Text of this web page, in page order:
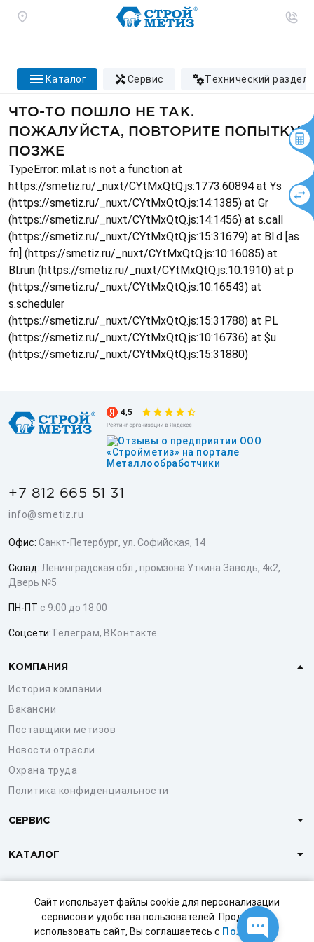
Сайт использует файлы cookie для персонализации
сервисов и удобства пользователей. Продолжая
использовать сайт, Вы соглашаетесь с Политикой
каталог сервис технический раздел
ЧТО-ТО ПОШЛО НЕ ТАК.
ПОЖАЛУЙСТА, ПОВТОРИТЕ ПОПЫТКУ
ПОЗЖЕ
TypeError: ml.at is not a function at
https://smetiz.ru/_nuxt/CYtMxQtQ.js:1773:60894 at Ys
(https://smetiz.ru/_nuxt/CYtMxQtQ.js:14:1385) at Gr
(https://smetiz.ru/_nuxt/CYtMxQtQ.js:14:1456) at s.call
(https://smetiz.ru/_nuxt/CYtMxQtQ.js:15:31679) at Bl.d [as
fn] (https://smetiz.ru/_nuxt/CYtMxQtQ.js:10:16085) at
Bl.run (https://smetiz.ru/_nuxt/CYtMxQtQ.js:10:1910) at p
(https://smetiz.ru/_nuxt/CYtMxQtQ.js:10:16543) at
s.scheduler
(https://smetiz.ru/_nuxt/CYtMxQtQ.js:15:31788) at PL
(https://smetiz.ru/_nuxt/CYtMxQtQ.js:10:16736) at $u
(https://smetiz.ru/_nuxt/CYtMxQtQ.js:15:31880)
+7 812 665 51 31
info@smetiz.ru
Офис: Санкт-Петербург, ул. Софийская, 14
Склад: Ленинградская обл., промзона Уткина Заводь, 4к2,
Дверь №5
ПН-ПТ с 9:00 до 18:00
Соцсети:Телеграм, ВКонтакте
КОМПАНИЯ
История компании
Вакансии
Поставщики метизов
Новости отрасли
Охрана труда
Политика конфиденциальности
СЕРВИС
КАТАЛОГ